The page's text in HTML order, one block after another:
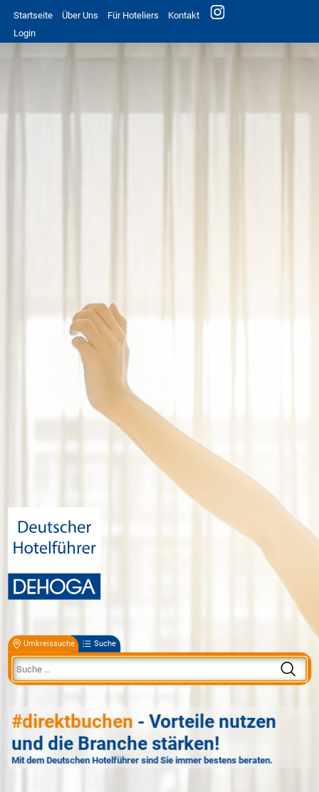
Startseite Über Uns Für Hoteliers
Kontakt
Login
Umkreissuche Suche
#direktbuchen - Vorteile nutzen
und die Branche stärken!
Mit dem Deutschen Hotelführer sind Sie immer bestens beraten.